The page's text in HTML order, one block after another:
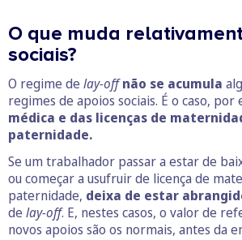
O que muda
sociais?
O regime de lay-off não se acumula
regimes de apoios sociais. É o caso, por
médica e das licenças de
paternidade.
Se um trabalhador passar a estar de
ou começar a usufruir de licença de
paternidade, deixa de estar
de lay-off. E, nestes casos, o valor de
novos apoios são os normais, antes da